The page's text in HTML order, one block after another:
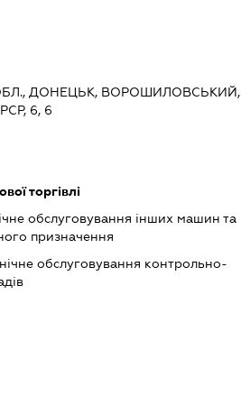
ДОНЕЦЬК, ВОРОШИЛОВСЬКИЙ,
6, 6
торгівлі
обслуговування інших машин та
призначення
обслуговування контрольно-